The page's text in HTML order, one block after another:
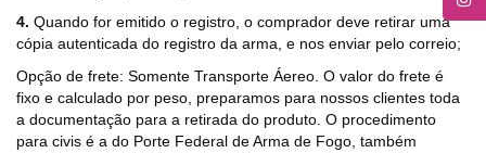
4. Quando for emitido o registro, o comprador deve retirar uma
cópia autenticada do registro da arma, e nos enviar pelo correio;
Opção de frete: Somente Transporte Áereo. O valor do frete é
fixo e calculado por peso, preparamos para nossos clientes toda
a documentação para a retirada do produto. O procedimento
para civis é a do Porte Federal de Arma de Fogo, também